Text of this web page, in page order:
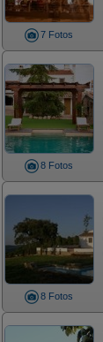
7 Fotos
8 Fotos
8 Fotos